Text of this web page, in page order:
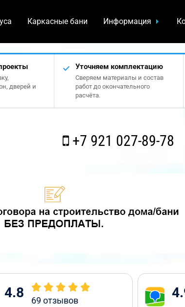
Каркасные бани Информация
дверей и
Уточняем комплектацию
Сверяем материалы и состав
работ до окончательного
расчёта.
+7 921 027-89-78
4.8 69 отзывов